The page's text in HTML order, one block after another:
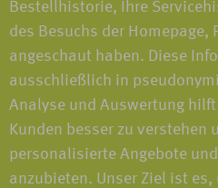
Bestellhistorie, Ihre
des Besuchs der Homepage,
angeschaut haben. Diese
ausschließlich in
Analyse und Auswertung
Kunden besser zu verstehen
personalisierte Angebote
anzubieten. Unser Ziel ist es,